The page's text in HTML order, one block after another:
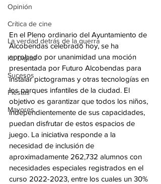
Opinión
Crítica de cine
La verdad detrás de la guerra
Kit Digital
Sucesos
Fiestas
Mayores
En el Pleno ordinario del Ayuntamiento de
Alcobendas celebrado hoy, se ha
aprobado por unanimidad una moción
presentada por Futuro Alcobendas para
instalar pictogramas y otras tecnologías en
los parques infantiles de la ciudad. El
objetivo es garantizar que todos los niños,
independientemente de sus capacidades,
puedan disfrutar de estos espacios de
juego. La iniciativa responde a la
necesidad de inclusión de
aproximadamente 262,732 alumnos con
necesidades especiales registrados en el
curso 2022-2023, entre los cuales un 30%